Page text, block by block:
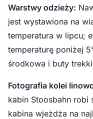
Warstwy odzieży:
jest wystawiona na
temperatura w lipcu;
temperaturę poniżej
środkowa i buty
Fotografia kolei
kabin Stoosbahn
kabina wjeżdża na